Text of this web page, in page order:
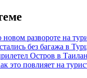
развороте на
без багажа в
Остров в
это повлияет на